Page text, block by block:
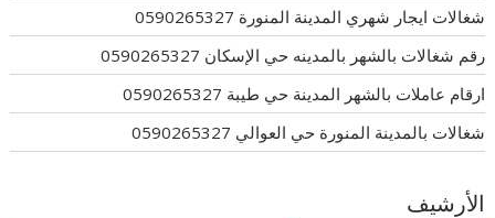
شغالات ايجار شهري المدينة المنورة 0590265327
رقم شغالات بالشهر بالمدينه حي الإسكان 0590265327
ارقام عاملات بالشهر المدينة حي طيبة 0590265327
شغالات بالمدينة المنورة حي العوالي 0590265327
الأرشيف